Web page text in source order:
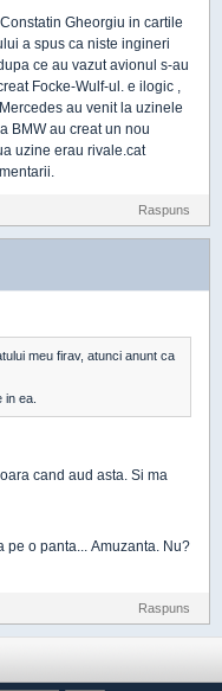
Gheorgiu in cartile
a spus ca niste ingineri
Focke-Wulf-ul. e ilogic ,
au venit la uzinele
BMW au creat un nou
uzine erau rivale.cat
Raspuns
meu firav, atunci anunt ca
ea.
cand aud asta. Si ma
pe o panta... Amuzanta. Nu?
Raspuns